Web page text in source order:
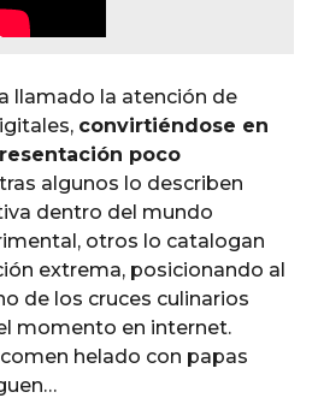
llamado la atención de
convirtiéndose en
poco
algunos lo describen
dentro del mundo
otros lo catalogan
extrema, posicionando al
de los cruces culinarios
momento en internet.
helado con papas